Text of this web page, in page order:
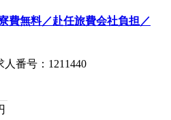
費無料／赴任旅費会社負担／
番号：1211440